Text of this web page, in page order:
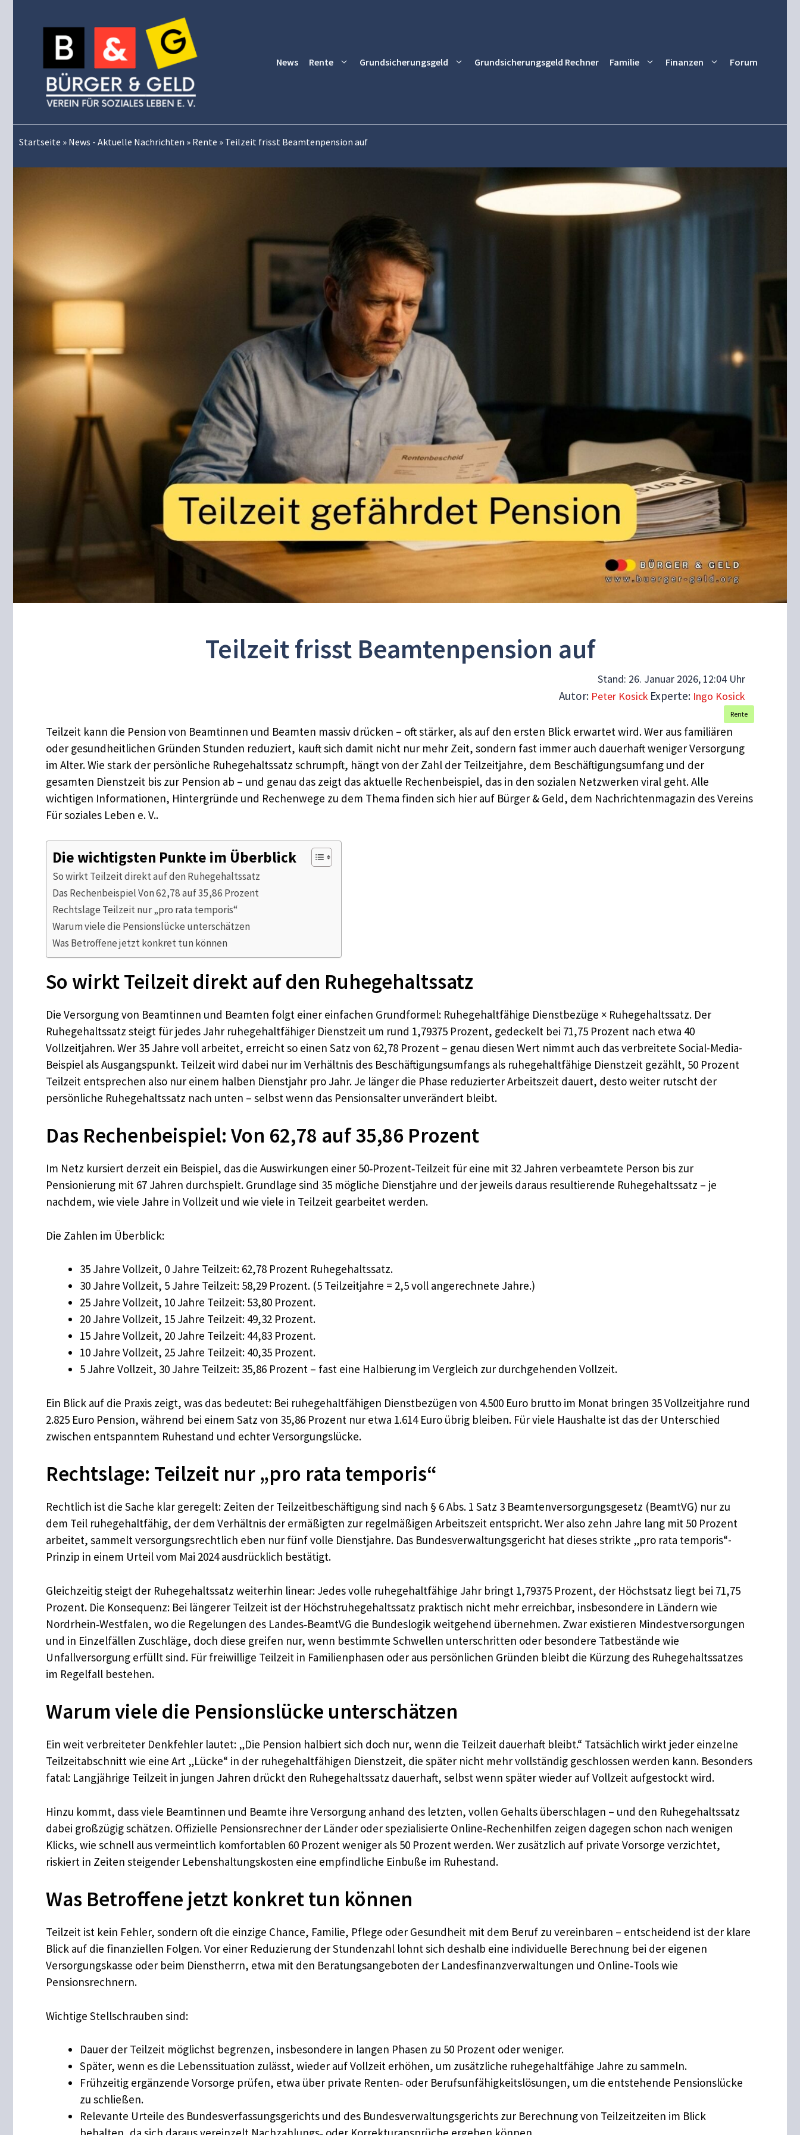
News Rente Grundsicherungsgeld Grundsicherungsgeld Rechner Familie Finanzen Forum
Startseite » News - Aktuelle Nachrichten » Rente » Teilzeit frisst Beamtenpension auf
Teilzeit frisst Beamtenpension auf
Stand: 26. Januar 2026, 12:04 Uhr
Autor: Peter Kosick Experte: Ingo Kosick
Rente
Teilzeit kann die Pension von Beamtinnen und Beamten massiv drücken – oft stärker, als auf den ersten Blick erwartet wird. Wer aus familiären
oder gesundheitlichen Gründen Stunden reduziert, kauft sich damit nicht nur mehr Zeit, sondern fast immer auch dauerhaft weniger Versorgung
im Alter. Wie stark der persönliche Ruhegehaltssatz schrumpft, hängt von der Zahl der Teilzeitjahre, dem Beschäftigungsumfang und der
gesamten Dienstzeit bis zur Pension ab – und genau das zeigt das aktuelle Rechenbeispiel, das in den sozialen Netzwerken viral geht. Alle
wichtigen Informationen, Hintergründe und Rechenwege zu dem Thema finden sich hier auf Bürger & Geld, dem Nachrichtenmagazin des Vereins
Für soziales Leben e. V..
Die wichtigsten Punkte im Überblick
So wirkt Teilzeit direkt auf den Ruhegehaltssatz
Das Rechenbeispiel Von 62,78 auf 35,86 Prozent
Rechtslage Teilzeit nur „pro rata temporis“
Warum viele die Pensionslücke unterschätzen
Was Betroffene jetzt konkret tun können
So wirkt Teilzeit direkt auf den Ruhegehaltssatz
Die Versorgung von Beamtinnen und Beamten folgt einer einfachen Grundformel: Ruhegehaltfähige Dienstbezüge × Ruhegehaltssatz. Der
Ruhegehaltssatz steigt für jedes Jahr ruhegehaltfähiger Dienstzeit um rund 1,79375 Prozent, gedeckelt bei 71,75 Prozent nach etwa 40
Vollzeitjahren. Wer 35 Jahre voll arbeitet, erreicht so einen Satz von 62,78 Prozent – genau diesen Wert nimmt auch das verbreitete Social-Media-
Beispiel als Ausgangspunkt. Teilzeit wird dabei nur im Verhältnis des Beschäftigungsumfangs als ruhegehaltfähige Dienstzeit gezählt, 50 Prozent
Teilzeit entsprechen also nur einem halben Dienstjahr pro Jahr. Je länger die Phase reduzierter Arbeitszeit dauert, desto weiter rutscht der
persönliche Ruhegehaltssatz nach unten – selbst wenn das Pensionsalter unverändert bleibt.
Das Rechenbeispiel: Von 62,78 auf 35,86 Prozent
Im Netz kursiert derzeit ein Beispiel, das die Auswirkungen einer 50‑Prozent‑Teilzeit für eine mit 32 Jahren verbeamtete Person bis zur
Pensionierung mit 67 Jahren durchspielt. Grundlage sind 35 mögliche Dienstjahre und der jeweils daraus resultierende Ruhegehaltssatz – je
nachdem, wie viele Jahre in Vollzeit und wie viele in Teilzeit gearbeitet werden.
Die Zahlen im Überblick:
35 Jahre Vollzeit, 0 Jahre Teilzeit: 62,78 Prozent Ruhegehaltssatz.
30 Jahre Vollzeit, 5 Jahre Teilzeit: 58,29 Prozent. (5 Teilzeitjahre = 2,5 voll angerechnete Jahre.)
25 Jahre Vollzeit, 10 Jahre Teilzeit: 53,80 Prozent.
20 Jahre Vollzeit, 15 Jahre Teilzeit: 49,32 Prozent.
15 Jahre Vollzeit, 20 Jahre Teilzeit: 44,83 Prozent.
10 Jahre Vollzeit, 25 Jahre Teilzeit: 40,35 Prozent.
5 Jahre Vollzeit, 30 Jahre Teilzeit: 35,86 Prozent – fast eine Halbierung im Vergleich zur durchgehenden Vollzeit.
Ein Blick auf die Praxis zeigt, was das bedeutet: Bei ruhegehaltfähigen Dienstbezügen von 4.500 Euro brutto im Monat bringen 35 Vollzeitjahre rund
2.825 Euro Pension, während bei einem Satz von 35,86 Prozent nur etwa 1.614 Euro übrig bleiben. Für viele Haushalte ist das der Unterschied
zwischen entspanntem Ruhestand und echter Versorgungslücke.
Rechtslage: Teilzeit nur „pro rata temporis“
Rechtlich ist die Sache klar geregelt: Zeiten der Teilzeitbeschäftigung sind nach § 6 Abs. 1 Satz 3 Beamtenversorgungsgesetz (BeamtVG) nur zu
dem Teil ruhegehaltfähig, der dem Verhältnis der ermäßigten zur regelmäßigen Arbeitszeit entspricht. Wer also zehn Jahre lang mit 50 Prozent
arbeitet, sammelt versorgungsrechtlich eben nur fünf volle Dienstjahre. Das Bundesverwaltungsgericht hat dieses strikte „pro rata temporis“-
Prinzip in einem Urteil vom Mai 2024 ausdrücklich bestätigt.
Gleichzeitig steigt der Ruhegehaltssatz weiterhin linear: Jedes volle ruhegehaltfähige Jahr bringt 1,79375 Prozent, der Höchstsatz liegt bei 71,75
Prozent. Die Konsequenz: Bei längerer Teilzeit ist der Höchstruhegehaltssatz praktisch nicht mehr erreichbar, insbesondere in Ländern wie
Nordrhein‑Westfalen, wo die Regelungen des Landes‑BeamtVG die Bundeslogik weitgehend übernehmen. Zwar existieren Mindestversorgungen
und in Einzelfällen Zuschläge, doch diese greifen nur, wenn bestimmte Schwellen unterschritten oder besondere Tatbestände wie
Unfallversorgung erfüllt sind. Für freiwillige Teilzeit in Familienphasen oder aus persönlichen Gründen bleibt die Kürzung des Ruhegehaltssatzes
im Regelfall bestehen.
Warum viele die Pensionslücke unterschätzen
Ein weit verbreiteter Denkfehler lautet: „Die Pension halbiert sich doch nur, wenn die Teilzeit dauerhaft bleibt.“ Tatsächlich wirkt jeder einzelne
Teilzeitabschnitt wie eine Art „Lücke“ in der ruhegehaltfähigen Dienstzeit, die später nicht mehr vollständig geschlossen werden kann. Besonders
fatal: Langjährige Teilzeit in jungen Jahren drückt den Ruhegehaltssatz dauerhaft, selbst wenn später wieder auf Vollzeit aufgestockt wird.
Hinzu kommt, dass viele Beamtinnen und Beamte ihre Versorgung anhand des letzten, vollen Gehalts überschlagen – und den Ruhegehaltssatz
dabei großzügig schätzen. Offizielle Pensionsrechner der Länder oder spezialisierte Online‑Rechenhilfen zeigen dagegen schon nach wenigen
Klicks, wie schnell aus vermeintlich komfortablen 60 Prozent weniger als 50 Prozent werden. Wer zusätzlich auf private Vorsorge verzichtet,
riskiert in Zeiten steigender Lebenshaltungskosten eine empfindliche Einbuße im Ruhestand.
Was Betroffene jetzt konkret tun können
Teilzeit ist kein Fehler, sondern oft die einzige Chance, Familie, Pflege oder Gesundheit mit dem Beruf zu vereinbaren – entscheidend ist der klare
Blick auf die finanziellen Folgen. Vor einer Reduzierung der Stundenzahl lohnt sich deshalb eine individuelle Berechnung bei der eigenen
Versorgungskasse oder beim Dienstherrn, etwa mit den Beratungsangeboten der Landesfinanzverwaltungen und Online‑Tools wie
Pensionsrechnern.
Wichtige Stellschrauben sind:
Dauer der Teilzeit möglichst begrenzen, insbesondere in langen Phasen zu 50 Prozent oder weniger.
Später, wenn es die Lebenssituation zulässt, wieder auf Vollzeit erhöhen, um zusätzliche ruhegehaltfähige Jahre zu sammeln.
Frühzeitig ergänzende Vorsorge prüfen, etwa über private Renten‑ oder Berufsunfähigkeitslösungen, um die entstehende Pensionslücke
zu schließen.
Relevante Urteile des Bundesverfassungsgerichts und des Bundesverwaltungsgerichts zur Berechnung von Teilzeitzeiten im Blick